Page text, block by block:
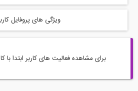
ویژگی های پروفایل
برای مشاهده فعالیت های کاربر ابتدا با